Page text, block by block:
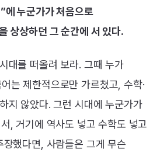
에 누군가가 처음으로
상상하던 그 순간에 서 있다.
대를 떠올려 보라. 그때 누가
는 제한적으로만 가르쳤고, 수학·
지 않았다. 그런 시대에 누군가가
, 거기에 역사도 넣고 수학도 넣고
했다면, 사람들은 그게 무슨